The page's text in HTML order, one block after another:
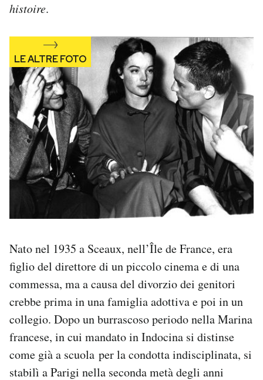
histoire.
Nato nel 1935 a Sceaux, nell’Île de France, era
figlio del direttore di un piccolo cinema e di una
commessa, ma a causa del divorzio dei genitori
crebbe prima in una famiglia adottiva e poi in un
collegio. Dopo un burrascoso periodo nella Marina
francese, in cui mandato in Indocina si distinse
come già a scuola per la condotta indisciplinata, si
stabilì a Parigi nella seconda metà degli anni